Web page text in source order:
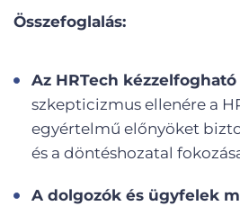
Összefoglalás:
Az HRTech
szkepticizmus ellenére a
egyértelmű előnyöket
és a döntéshozatal
A dolgozók és ügyfelek